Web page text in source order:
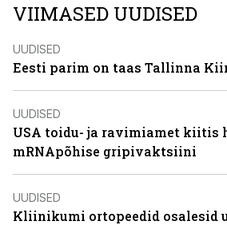
VIIMASED UUDISED
UUDISED
Eesti parim on taas Tallinna
UUDISED
USA toidu- ja ravimiamet kiitis
mRNApõhise gripivaktsiini
UUDISED
Kliinikumi ortopeedid osalesid